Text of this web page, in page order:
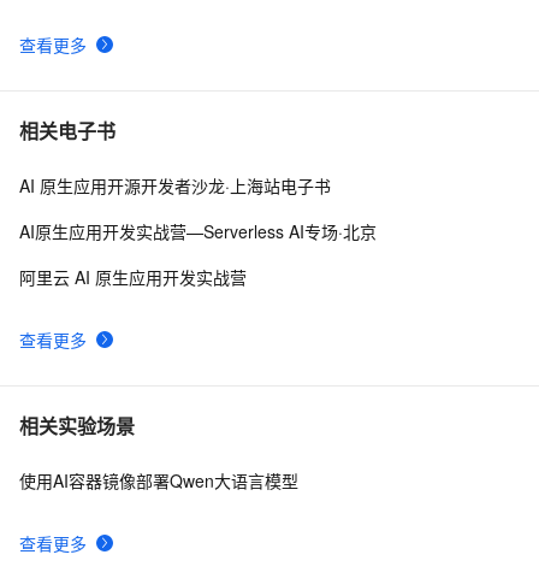
查看更多
相关电子书
查看更多
AI 原生应用开源开发者沙龙·上海站电子书
AI原生应用开发实战营—Serverless AI专场·北京
阿里云 AI 原生应用开发实战营
相关实验场景
查看更多
使用AI容器镜像部署Qwen大语言模型